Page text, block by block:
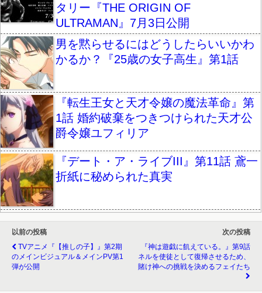
タリー『THE ORIGIN OF
ULTRAMAN』7月3日公開
男を黙らせるにはどうしたらいいかわ
かるか？『25歳の女子高生』第1話
『転生王女と天才令嬢の魔法革命』第
1話 婚約破棄をつきつけられた天才公
爵令嬢ユフィリア
『デート・ア・ライブIII』第11話 鳶一
折紙に秘められた真実
以前の投稿
TVアニメ『【推しの子】』第2期
のメインビジュアル＆メインPV第1
弾が公開
次の投稿
『神は遊戯に飢えている。』第9話
ネルを使徒として復帰させるため、
賭け神への挑戦を決めるフェイたち